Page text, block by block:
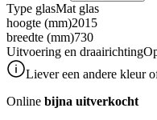
Type glasMat glas
hoogte (mm)2015
breedte (mm)730
Uitvoering en draairichting
Liever een andere kleur
Online bijna uitverkocht